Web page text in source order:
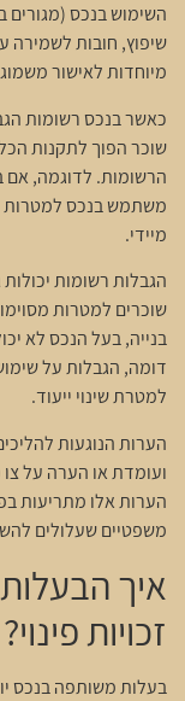
השימוש בנכס (מגורים
שיפוץ, חובות לשמירה
מיוחדות לאישור משמוג
כאשר בנכס רשומות
שוכר הפוך לתקנות
הרשומות. לדוגמה, אם
משתמש בנכס למטרות
מיידי.
הגבלות רשומות
שוכרים למטרות
בנייה, בעל הנכס לא
דומה, הגבלות על
למטרת שינוי ייעוד.
הערות הנוגעות
ועומדת או הערה על צו
הערות אלו מתריעות
משפטיים שעלולים
איך
זכויות פינוי?
בעלות משותפה בנכס